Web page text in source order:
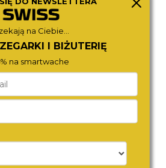
na Ciebie...
I BIŻUTERIĘ
na smartwache